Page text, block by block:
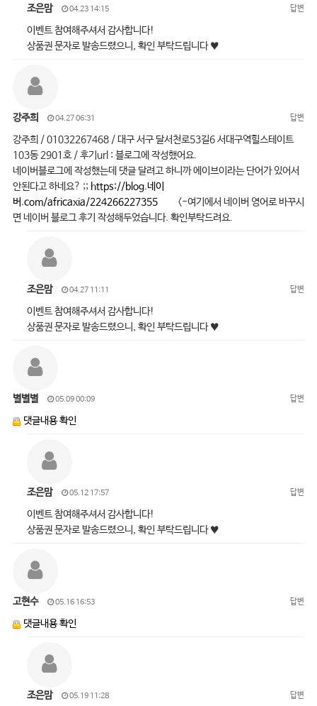
조은맘 04.23 14:15 답변
이벤트 참여해주셔서 감사합니다!
상품권 문자로 발송드렸으니, 확인 부탁드립니다 ♥
강주희 04.27 06:31 답변
강주희 / 01032267468 / 대구 서구 달서천로53길6 서대구역힐스테이트
103동 2901호 / 후기url : 블로그에 작성했어요.
네이버블로그에 작성했는데 댓글 달려고 하니까 에이브이라는 단어가 있어서
안된다고 하네요? ;; https://blog.네이
버.com/africaxia/224266227355<-여기에서 네이버 영어로 바꾸시
면 네이버 블로그 후기 작성해두었습니다. 확인부탁드려요.
조은맘 04.27 11:11 답변
이벤트 참여해주셔서 감사합니다!
상품권 문자로 발송드렸으니, 확인 부탁드립니다 ♥
별별별 05.09 00:09 답변
댓글내용 확인
조은맘 05.12 17:57 답변
이벤트 참여해주셔서 감사합니다!
상품권 문자로 발송드렸으니, 확인 부탁드립니다 ♥
고현수 05.16 16:53 답변
댓글내용 확인
조은맘 05.19 11:28 답변